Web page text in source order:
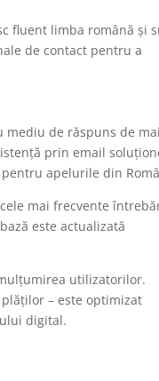
fluent limba română și
de contact pentru a
mediu de răspuns de
prin email
apelurile din
mai frecvente
este actualizată
utilizatorilor.
– este optimizat
digital.